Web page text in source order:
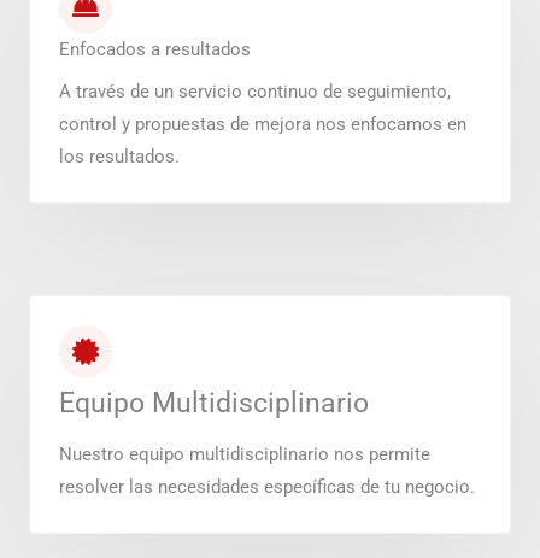
Enfocados a resultados
A través de un servicio continuo de seguimiento,
control y propuestas de mejora nos enfocamos en
los resultados.
Equipo Multidisciplinario
Nuestro equipo multidisciplinario nos permite
resolver las necesidades específicas de tu negocio.